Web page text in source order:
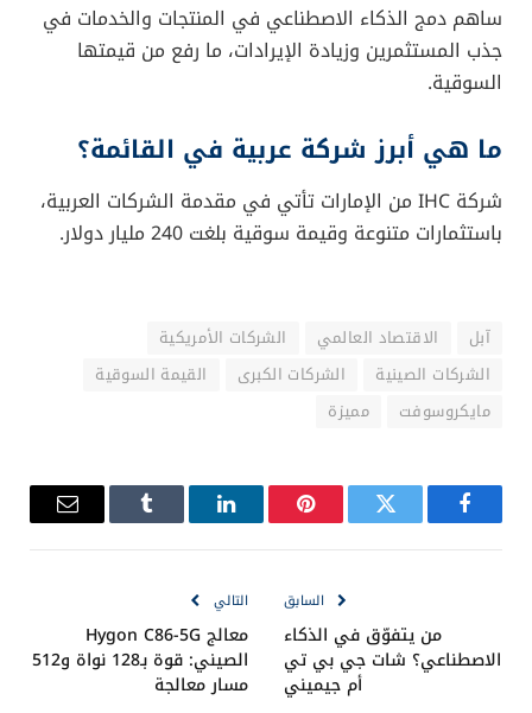
ساهم دمج الذكاء الاصطناعي في المنتجات والخدمات في
جذب المستثمرين وزيادة الإيرادات، ما رفع من قيمتها
السوقية.
ما هي أبرز شركة عربية في القائمة؟
شركة IHC من الإمارات تأتي في مقدمة الشركات العربية،
باستثمارات متنوعة وقيمة سوقية بلغت 240 مليار دولار.
آبل الاقتصاد العالمي
الشركات الأمريكية
الشركات الصينية
الشركات الكبرى
القيمة السوقية
مايكروسوفت
مميزة
فيسبوك تويتر بينتيريستلينكدإن Tumblr
البريد
السابق
من يتفوّق في الذكاء
الاصطناعي؟ شات جي بي تي
أم جيميني
التالي
معالج Hygon C86-5G
الصيني: قوة بـ128 نواة و512
مسار معالجة